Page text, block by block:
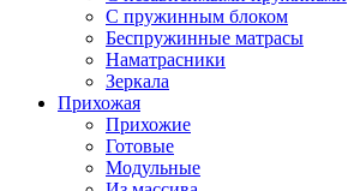
С пружинным блоком
Беспружинные матрасы
Наматрасники
Зеркала
Прихожая
Прихожие
Готовые
Модульные